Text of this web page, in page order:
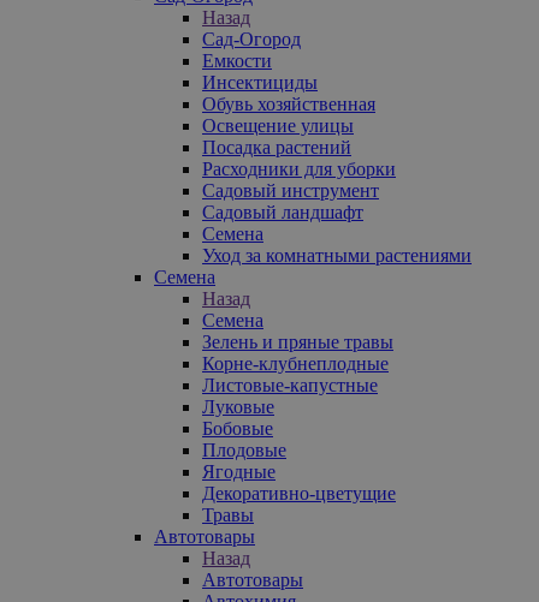
Назад
Сад-Огород
Емкости
Инсектициды
Обувь хозяйственная
Освещение улицы
Посадка растений
Расходники для уборки
Садовый инструмент
Садовый ландшафт
Семена
Уход за комнатными растениями
Семена
Назад
Семена
Зелень и пряные травы
Корне-клубнеплодные
Листовые-капустные
Луковые
Бобовые
Плодовые
Ягодные
Декоративно-цветущие
Травы
Автотовары
Назад
Автотовары